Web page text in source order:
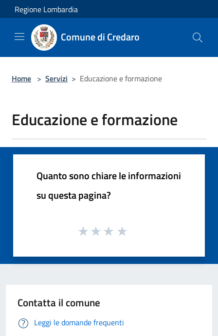
Salta al contenuto principale
Regione Lombardia
Comune di Credaro
Home > Servizi > Educazione e formazione
Educazione e formazione
Quanto sono chiare le informazioni
su questa pagina?
Contatta il comune
Leggi le domande frequenti